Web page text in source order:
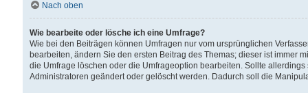
Nach oben
Wie bearbeite oder lösche ich eine Umfrage?
Wie bei den Beiträgen können Umfragen nur vom ursprünglichen
bearbeiten, ändern Sie den ersten Beitrag des Themas; dieser ist immer
die Umfrage löschen oder die Umfrageoption bearbeiten. Sollte
Administratoren geändert oder gelöscht werden. Dadurch soll die